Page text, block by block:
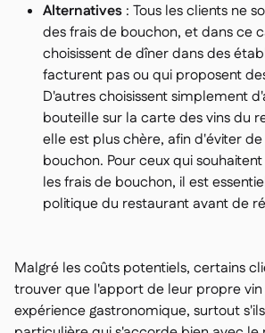
Alternatives : Tous les clients ne
des frais de bouchon, et dans ce
choisissent de dîner dans des
facturent pas ou qui proposent
D'autres choisissent simplement
bouteille sur la carte des vins du
elle est plus chère, afin d'éviter
bouchon. Pour ceux qui
les frais de bouchon, il est
politique du restaurant avant de
Malgré les coûts potentiels, certains
trouver que l'apport de leur propre
expérience gastronomique, surtout